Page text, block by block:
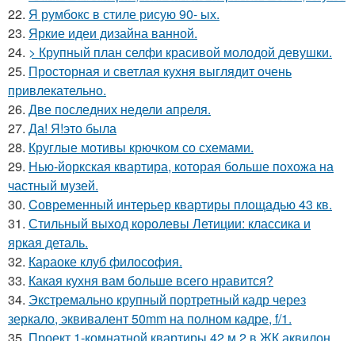
22. Я румбокс в стиле рисую 90- ых.
23. Яркие идеи дизайна ванной.
24. > Крупный план селфи красивой молодой девушки.
25. Просторная и светлая кухня выглядит очень
привлекательно.
26. Две последних недели апреля.
27. Да! Я!это была
28. Круглые мотивы крючком со схемами.
29. Нью-йоркская квартира, которая больше похожа на
частный музей.
30. Cовременный интерьер квартиры площадью 43 кв.
31. Стильный выход королевы Летиции: классика и
яркая деталь.
32. Караоке клуб философия.
33. Какая кухня вам больше всего нравится?
34. Экстремально крупный портретный кадр через
зеркало, эквивалент 50mm на полном кадре, f/1.
35. Проект 1-комнатной квартиры 42 м 2 в ЖК аквилон